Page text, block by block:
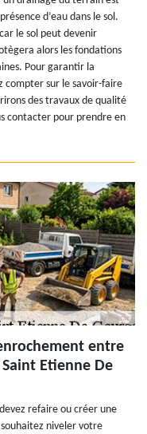
d’eau dans le sol.
le sol peut devenir
alors les fondations
Pour garantir la
compter sur le savoir-faire
des travaux de qualité
contacter pour prendre en
entre
Etienne De
refaire ou créer une
niveler votre